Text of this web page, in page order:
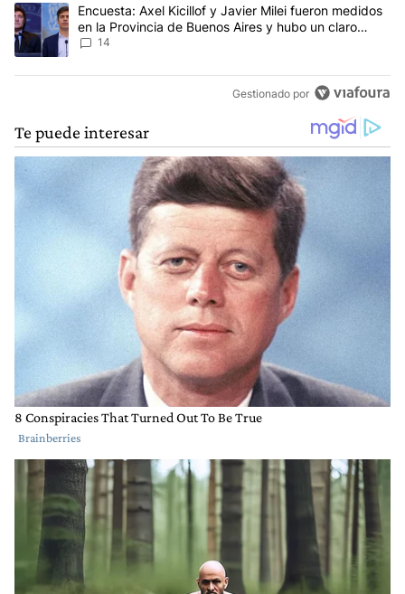
Un artículo de tendencia con el título "Encuesta: Axel Kicillof y
Encuesta: Axel Kicillof y Javier Milei fueron medidos
en la Provincia de Buenos Aires y hubo un claro
ganador
14
Gestionado por